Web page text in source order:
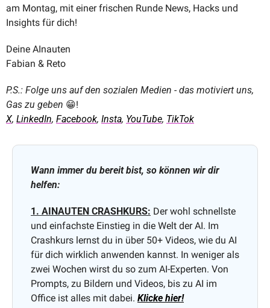
am Montag, mit einer frischen Runde News, Hacks und
Insights für dich!
Deine AInauten
Fabian & Reto
P.S.: Folge uns auf den sozialen Medien - das motiviert uns,
Gas zu geben 😁!
X, LinkedIn, Facebook, Insta, YouTube, TikTok
Wann immer du bereit bist, so können wir dir
helfen:
1. AINAUTEN CRASHKURS: Der wohl schnellste
und einfachste Einstieg in die Welt der AI. Im
Crashkurs lernst du in über 50+ Videos, wie du AI
für dich wirklich anwenden kannst. In weniger als
zwei Wochen wirst du so zum AI-Experten. Von
Prompts, zu Bildern und Videos, bis zu AI im
Office ist alles mit dabei. Klicke hier!